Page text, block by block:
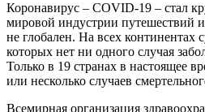
Коронавирус – COVID-19 – стал
мировой индустрии путешествий
не глобален. На всех континентах
которых нет ни одного случая
Только в 19 странах в настоящее
или несколько случаев
Всемирная организация